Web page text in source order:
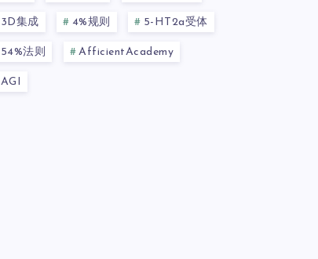
3D集成 4%规则 5-HT2a受体
54%法则 AfficientAcademy
AGI